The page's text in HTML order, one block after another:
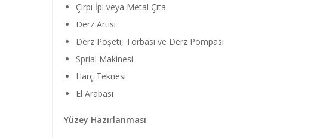
Çırpı İpi veya Metal Çıta
Derz Artısı
Derz Poşeti, Torbası ve Derz Pompası
Sprial Makinesi
Harç Teknesi
El Arabası
Yüzey Hazırlanması